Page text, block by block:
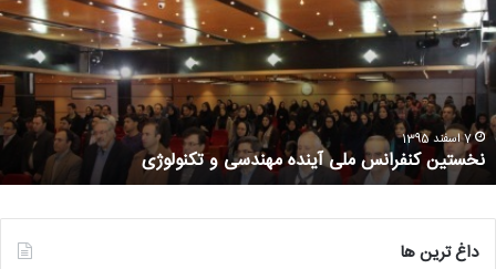
7 اسفند 1395
نخستین کنفرانس ملی آینده مهندسی و تکنولوژی
داغ ترین ها